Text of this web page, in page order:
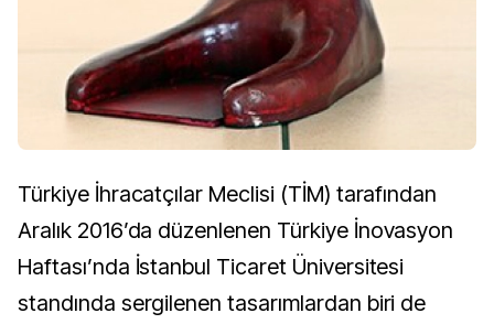
Türkiye İhracatçılar Meclisi (TİM) tarafından
Aralık 2016’da düzenlenen Türkiye İnovasyon
Haftası’nda İstanbul Ticaret Üniversitesi
standında sergilenen tasarımlardan biri de